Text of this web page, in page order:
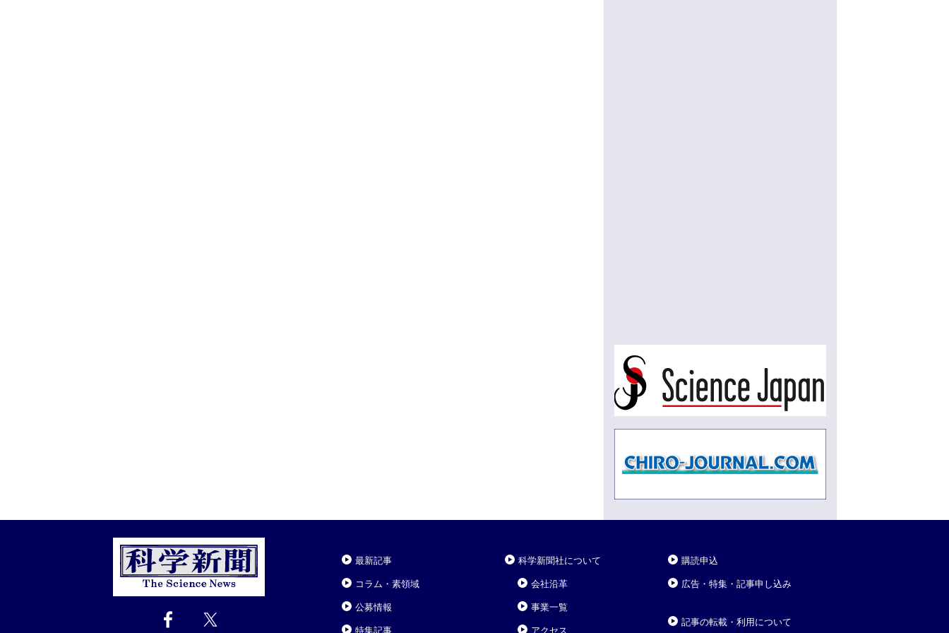
最新記事
コラム・素領域
公募情報
特集記事
科学新聞社について
会社沿革
事業一覧
アクセス
購読申込
広告・特集・記事申し込み
記事の転載・利用について